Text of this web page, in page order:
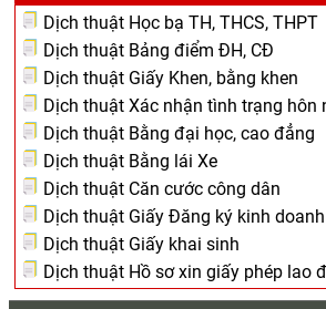
Dịch thuật Học bạ TH, THCS, THPT
Dịch thuật Bảng điểm ĐH, CĐ
Dịch thuật Giấy Khen, bằng khen
Dịch thuật Xác nhận tình trạng hôn
Dịch thuật Bằng đại học, cao đẳng
Dịch thuật Bằng lái Xe
Dịch thuật Căn cước công dân
Dịch thuật Giấy Đăng ký kinh doanh
Dịch thuật Giấy khai sinh
Dịch thuật Hồ sơ xin giấy phép lao